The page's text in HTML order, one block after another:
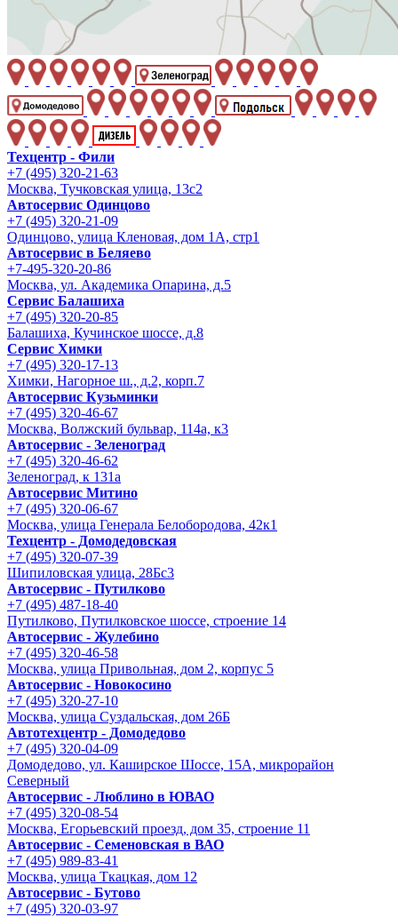
Техцентр - Фили
+7 (495) 320-21-63
Москва, Тучковская улица, 13с2
Автосервис Одинцово
+7 (495) 320-21-09
Одинцово, улица Кленовая, дом 1А, стр1
Автосервис в Беляево
+7-495-320-20-86
Москва, ул. Академика Опарина, д.5
Сервис Балашиха
+7 (495) 320-20-85
Балашиха, Кучинское шоссе, д.8
Сервис Химки
+7 (495) 320-17-13
Химки, Нагорное ш., д.2, корп.7
Автосервис Кузьминки
+7 (495) 320-46-67
Москва, Волжский бульвар, 114а, к3
Автосервис - Зеленоград
+7 (495) 320-46-62
Зеленоград, к 131а
Автосервис Митино
+7 (495) 320-06-67
Москва, улица Генерала Белобородова, 42к1
Техцентр - Домодедовская
+7 (495) 320-07-39
Шипиловская улица, 28Бс3
Автосервис - Путилково
+7 (495) 487-18-40
Путилково, Путилковское шоссе, строение 14
Автосервис - Жулебино
+7 (495) 320-46-58
Москва, улица Привольная, дом 2, корпус 5
Автосервис - Новокосино
+7 (495) 320-27-10
Москва, улица Суздальская, дом 26Б
Автотехцентр - Домодедово
+7 (495) 320-04-09
Домодедово, ул. Каширское Шоссе, 15А, микрорайон
Северный
Автосервис - Люблино в ЮВАО
+7 (495) 320-08-54
Москва, Егорьевский проезд, дом 35, строение 11
Автосервис - Семеновская в ВАО
+7 (495) 989-83-41
Москва, улица Ткацкая, дом 12
Автосервис - Бутово
+7 (495) 320-03-97